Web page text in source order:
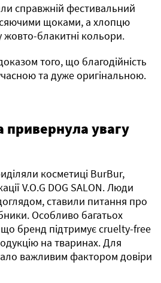
справжній фестивальний
сяючими щоками, а хлопцю
блакитні кольори.
того, що благодійність
та дуже оригінальною.
привернула увагу
косметиці BurBur,
V.O.G DOG SALON. Люди
ставили питання про
Особливо багатьох
бренд підтримує cruelty-free
на тваринах. Для
важливим фактором довіри